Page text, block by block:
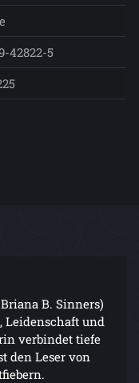
42822-5
B. Sinners)
Leidenschaft und
verbindet tiefe
den Leser von